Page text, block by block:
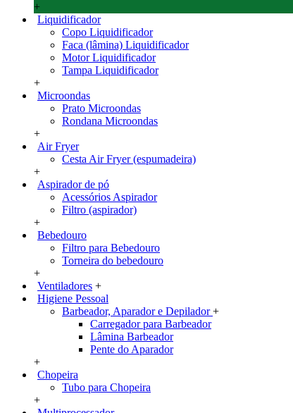
+
Liquidificador
Copo Liquidificador
Faca (lâmina) Liquidificador
Motor Liquidificador
Tampa Liquidificador
+
Microondas
Prato Microondas
Rondana Microondas
+
Air Fryer
Cesta Air Fryer (espumadeira)
+
Aspirador de pó
Acessórios Aspirador
Filtro (aspirador)
+
Bebedouro
Filtro para Bebedouro
Torneira do bebedouro
+
Ventiladores +
Higiene Pessoal
Barbeador, Aparador e Depilador+
Carregador para Barbeador
Lâmina Barbeador
Pente do Aparador
+
Chopeira
Tubo para Chopeira
+